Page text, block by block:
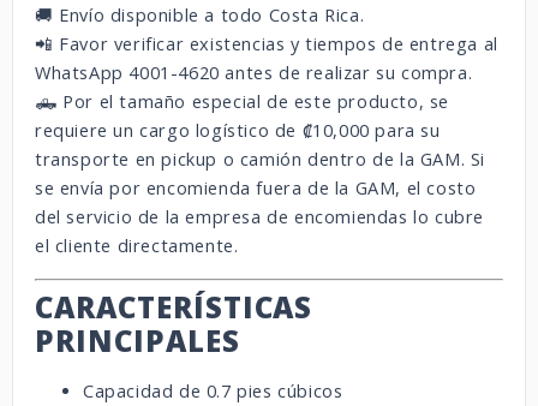
🚚 Envío disponible a todo Costa Rica.
📲 Favor verificar existencias y tiempos de entrega al
WhatsApp 4001-4620 antes de realizar su compra.
🛻 Por el tamaño especial de este producto, se
requiere un cargo logístico de ₡10,000 para su
transporte en pickup o camión dentro de la GAM. Si
se envía por encomienda fuera de la GAM, el costo
del servicio de la empresa de encomiendas lo cubre
el cliente directamente.
CARACTERÍSTICAS
PRINCIPALES
Capacidad de 0.7 pies cúbicos